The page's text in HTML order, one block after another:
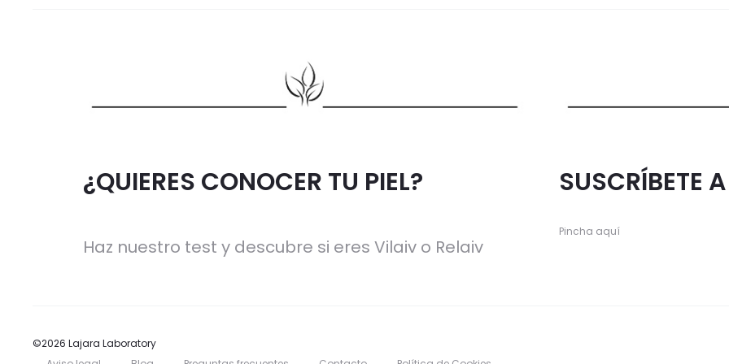
¿QUIERES CONOCER TU PIEL?
Haz nuestro test y descubre si eres Vilaiv o Relaiv
SUSCRÍBETE
Pincha aquí
©2026 Lajara Laboratory